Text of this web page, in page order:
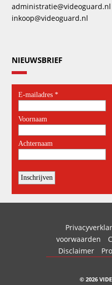
administratie@videoguard.nl
inkoop@videoguard.nl
NIEUWSBRIEF
voorwaarden
Disclaimer
© 2026